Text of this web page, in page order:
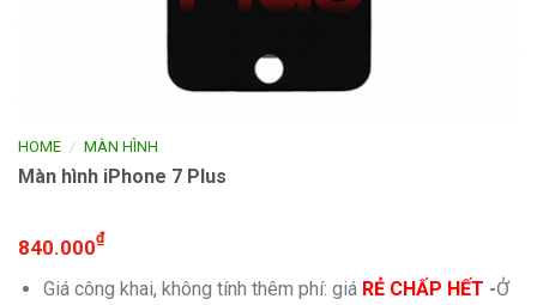
HOME / MÀN HÌNH
Màn hình iPhone 7 Plus
840.000₫
Giá công khai, không tính thêm phí: giá RẺ CHẤP HẾT -Ở